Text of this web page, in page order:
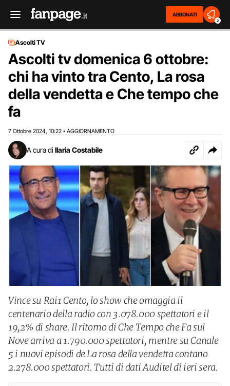
ABBONATI
2
Ascolti TV
Ascolti tv domenica 6 ottobre:
chi ha vinto tra Cento, La rosa
della vendetta e Che tempo che
fa
7 Ottobre 2024 10:22 • AGGIORNAMENTO
A cura di Ilaria Costabile
Vince su Rai1 Cento, lo show che omaggia il
centenario della radio con 3.078.000 spettatori e il
19,2% di share. Il ritorno di Che Tempo che Fa sul
Nove arriva a 1.790.000 spettatori, mentre su Canale
5 i nuovi episodi de La rosa della vendetta contano
2.278.000 spettatori. Tutti di dati Auditel di ieri sera.